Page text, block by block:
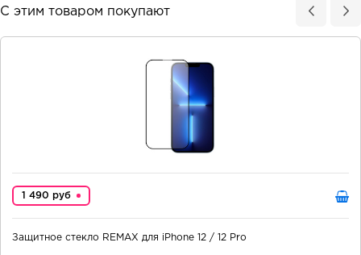
С этим товаром покупают
1 490 руб
Защитное стекло REMAX для iPhone 12 / 12 Pro